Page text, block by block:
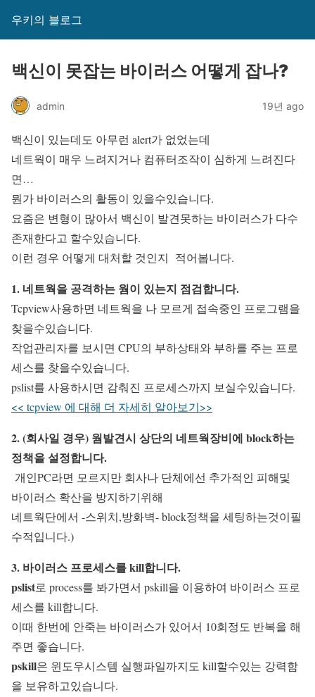
우키의 블로그
백신이 못잡는 바이러스 어떻게 잡나?
admin 19년 ago
백신이 있는데도 아무런 alert가 없었는데
네트웍이 매우 느려지거나 컴퓨터조작이 심하게 느려진다
면…
뭔가 바이러스의 활동이 있을수있습니다.
요즘은 변형이 많아서 백신이 발견못하는 바이러스가 다수
존재한다고 할수있습니다.
이런 경우 어떻게 대처할 것인지 적어봅니다.
1. 네트웍을 공격하는 웜이 있는지 점검합니다.
Tcpview사용하면 네트웍을 나 모르게 접속중인 프로그램을
찾을수있습니다.
작업관리자를 보시면 CPU의 부하상태와 부하를 주는 프로
세스를 찾을수있습니다.
pslist를 사용하시면 감춰진 프로세스까지 보실수있습니다.
<< tcpview 에 대해 더 자세히 알아보기>>
2. (회사일 경우) 웜발견시 상단의 네트웍장비에 block하는
정책을 설정합니다.
개인PC라면 모르지만 회사나 단체에선 추가적인 피해및
바이러스 확산을 방지하기위해
네트웍단에서 -스위치,방화벽- block정책을 세팅하는것이필
수적입니다.)
3. 바이러스 프로세스를 kill합니다.
pslist로 process를 봐가면서 pskill을 이용하여 바이러스 프로
세스를 kill합니다.
이때 한번에 안죽는 바이러스가 있어서 10회정도 반복을 해
주면 좋습니다.
pskill은 윈도우시스템 실행파일까지도 kill할수있는 강력함
을 보유하고있습니다.